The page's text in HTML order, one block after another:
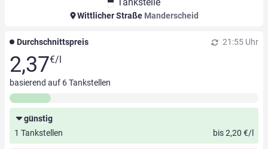
Wittlicher Straße Manderscheid
Durchschnittspreis 21:55 Uhr
2,37€/l
basierend auf 6Tankstellen
günstig
1 Tankstellen
bis 2,20 €/l